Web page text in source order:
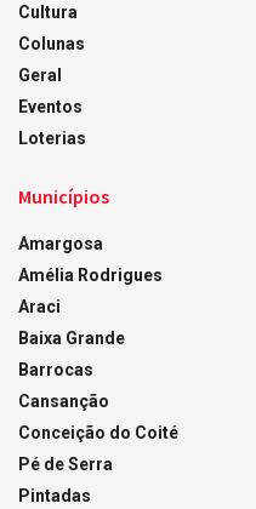
Cultura
Colunas
Geral
Eventos
Loterias
Municípios
Amargosa
Amélia Rodrigues
Araci
Baixa Grande
Barrocas
Cansanção
Conceição do Coité
Pé de Serra
Pintadas